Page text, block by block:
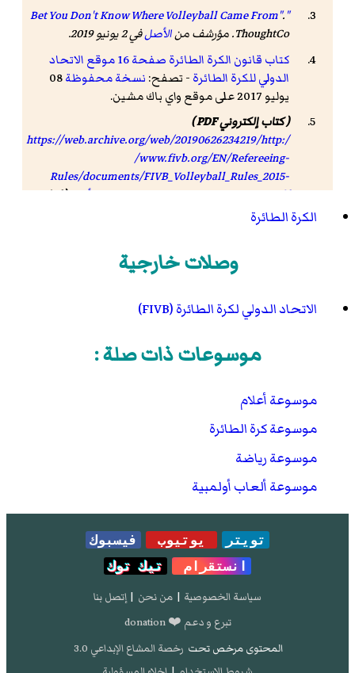
"Bet You Don't Know Where Volleyball Came From"
.
ThoughtCo. مؤرشف منالأصلفي 2 يونيو 2019
.
كتاب قانون الكرة الطائرة صفحة 16 موقع الاتحاد
الدولي للكرة الطائرة - تصفح: نسخة محفوظة08
يوليو 2017 على موقع واي باك مشين.
( كتاب إلكتروني PDF )
https://web.archive.org/web/20190626234219/http:/
/www.fivb.org/EN/Refereeing-
Rules/documents/FIVB_Volleyball_Rules_2015-
2016_EN_V3_20150205.pdf. مؤرشف منالأصل( كتاب
إلكتروني PDF )
الكرة الطائرة
وصلات خارجية
الاتحاد الدولي لكرة الطائرة (FIVB)
موسوعات ذات صلة :
موسوعة أعلام
موسوعة كرة الطائرة
موسوعة رياضة
موسوعة ألعاب أولمبية
تويتر يوتيوب
فيسبوك
انستقرام
تيك توك
سياسة الخصوصية | من نحن | إتصل بنا
تبرع و دعم ❤️ donation
المحتوى مرخص تحت رخصة المشاع الإبداعي 3.0